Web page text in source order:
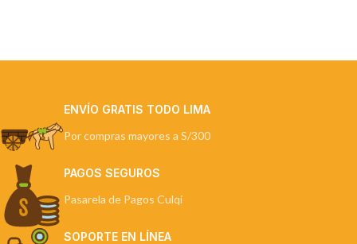
ENVÍO GRATIS TODO LIMA
Por compras mayores a S/300
PAGOS SEGUROS
Pasarela de Pagos Culqi
SOPORTE EN LÍNEA